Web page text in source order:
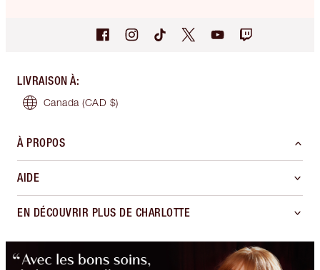
LIVRAISON À:
Canada (CAD $)
À PROPOS
AIDE
EN DÉCOUVRIR PLUS DE CHARLOTTE